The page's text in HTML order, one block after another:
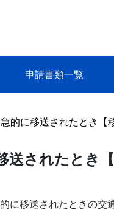
申請書類一覧
的に移送されたとき【
送されたとき
に移送されたときの交